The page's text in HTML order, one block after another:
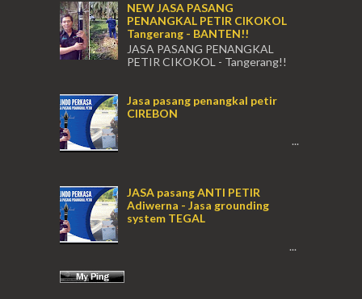
NEW JASA PASANG
PENANGKAL PETIR CIKOKOL
Tangerang - BANTEN!!
JASA PASANG PENANGKAL
PETIR CIKOKOL - Tangerang!!
CIKOKOL TANGERANG ...Jasa pasang penangkal petir
CIREBON
...
JASA pasang ANTI PETIR
Adiwerna - Jasa grounding
system TEGAL
...